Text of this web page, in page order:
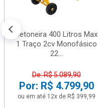
Betoneira 400 Litros Max
1 Traço 2cv Monofásico
22...
De: R$ 5.089,90
Por: R$ 4.799,90
ou em até 12x de R$ 399,99